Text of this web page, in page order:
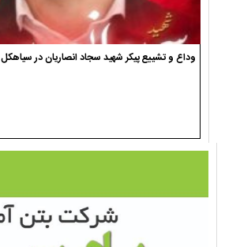
وداع و تشییع پیکر شهید سجاد انصاریان در سیاهکل